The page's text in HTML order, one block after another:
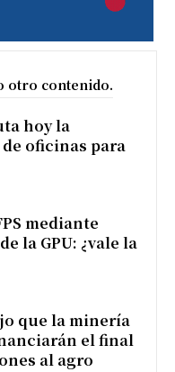
otro contenido.
hoy la
oficinas para
mediante
la GPU: ¿vale la
que la minería
el final
al agro